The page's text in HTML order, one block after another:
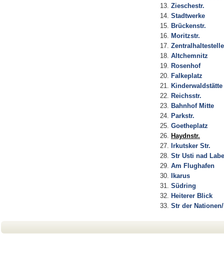
Zieschestr.
Stadtwerke
Brückenstr.
Moritzstr.
Zentralhaltestelle
Altchemnitz
Rosenhof
Falkeplatz
Kinderwaldstätte
Reichsstr.
Bahnhof Mitte
Parkstr.
Goetheplatz
Haydnstr.
Irkutsker Str.
Str Usti nad
Am Flughafen
Ikarus
Südring
Heiterer Blick
Str der